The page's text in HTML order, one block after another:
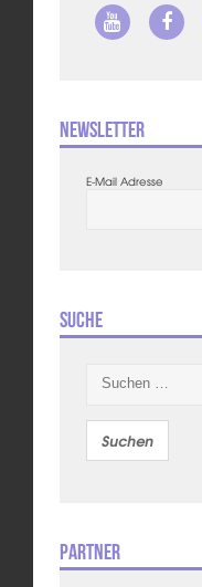
Newsletter
E-Mail Adresse
Suche
nach:
Partner